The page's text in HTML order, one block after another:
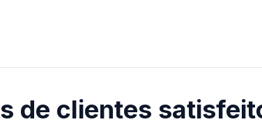
de clientes